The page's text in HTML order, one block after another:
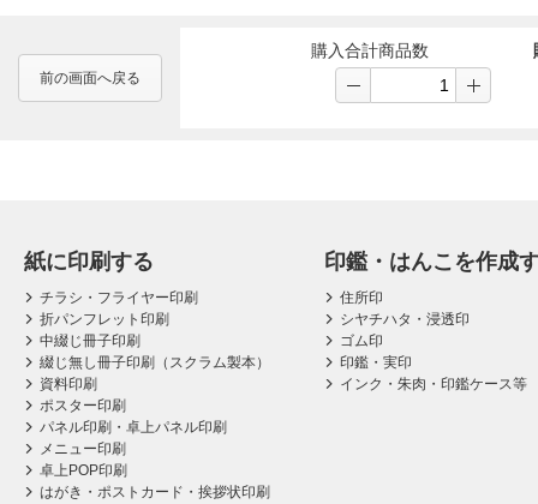
前の画面へ戻る
購入合計商品数
紙に印刷する
チラシ・フライヤー印刷
折パンフレット印刷
中綴じ冊子印刷
綴じ無し冊子印刷（スクラム製本）
資料印刷
ポスター印刷
パネル印刷・卓上パネル印刷
メニュー印刷
卓上POP印刷
はがき・ポストカード・挨拶状印刷
印鑑・はんこを作成
住所印
シヤチハタ・浸透印
ゴム印
印鑑・実印
インク・朱肉・印鑑ケース等